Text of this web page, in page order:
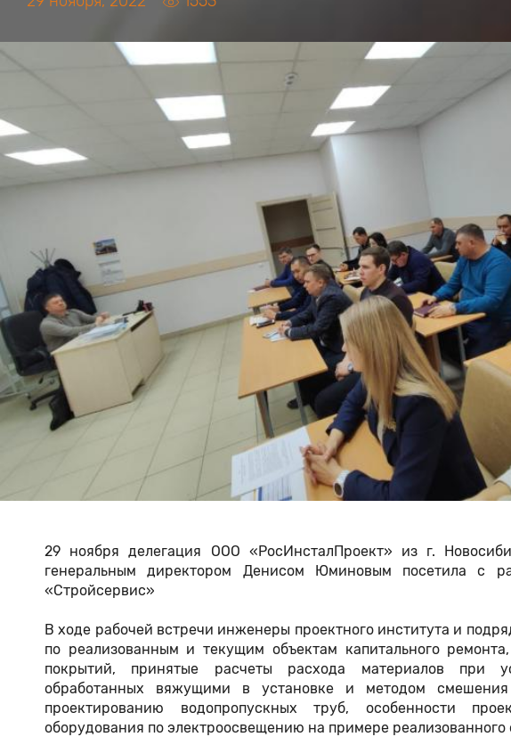
29 ноября делегация ООО «РосИнсталПроект» из г.
генеральным директором Денисом Юминовым посетила с
«Стройсервис»
В ходе рабочей встречи инженеры проектного института и
по реализованным и текущим объектам капитального
покрытий, принятые расчеты расхода материалов при
обработанных вяжущими в установке и методом
проектированию водопропускных труб, особенности
оборудования по электроосвещению на примере реализованного